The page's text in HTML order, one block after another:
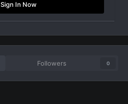
Sign In Now
Followers 0